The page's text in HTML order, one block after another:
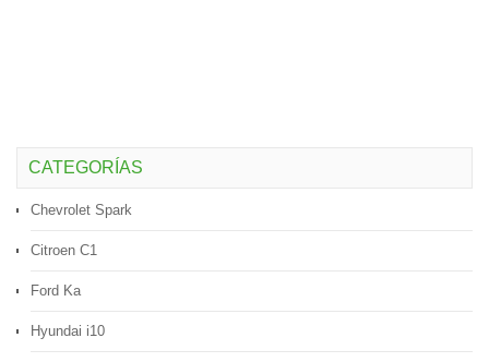
CATEGORÍAS
Chevrolet Spark
Citroen C1
Ford Ka
Hyundai i10